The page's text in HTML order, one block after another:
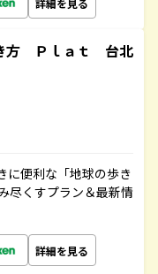
方 Ｐｌａｔ 台北
に便利な「地球の歩き
尽くすプラン＆最新情
詳細を見る